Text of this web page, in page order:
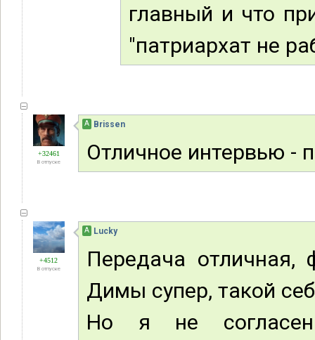
главный и что
"патриархат не
+32461
В отпуске
А Brissen
Отличное интервью -
+4512
В отпуске
А Lucky
Передача
Димы супер, такой
Но я не